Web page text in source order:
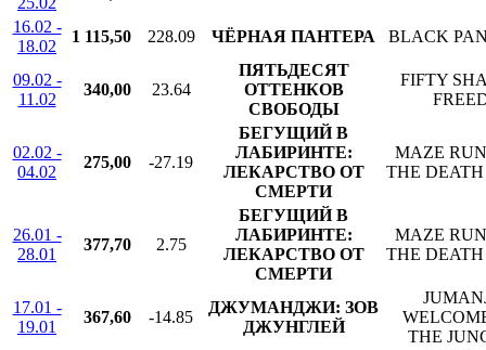
16.02 -
18.02
1 115,50 228.09 ЧЁРНАЯ ПАНТЕРА BLACK
09.02 -
11.02
340,00 23.64
ПЯТЬДЕСЯТ
ОТТЕНКОВ
СВОБОДЫ
FIFTY
02.02 -
04.02
275,00 -27.19
БЕГУЩИЙ В
ЛАБИРИНТЕ:
ЛЕКАРСТВО ОТ
СМЕРТИ
MAZE
THE
26.01 -
28.01
377,70 2.75
БЕГУЩИЙ В
ЛАБИРИНТЕ:
ЛЕКАРСТВО ОТ
СМЕРТИ
MAZE
THE
17.01 -
19.01
367,60 -14.85
ДЖУМАНДЖИ: ЗОВ
ДЖУНГЛЕЙ
THE